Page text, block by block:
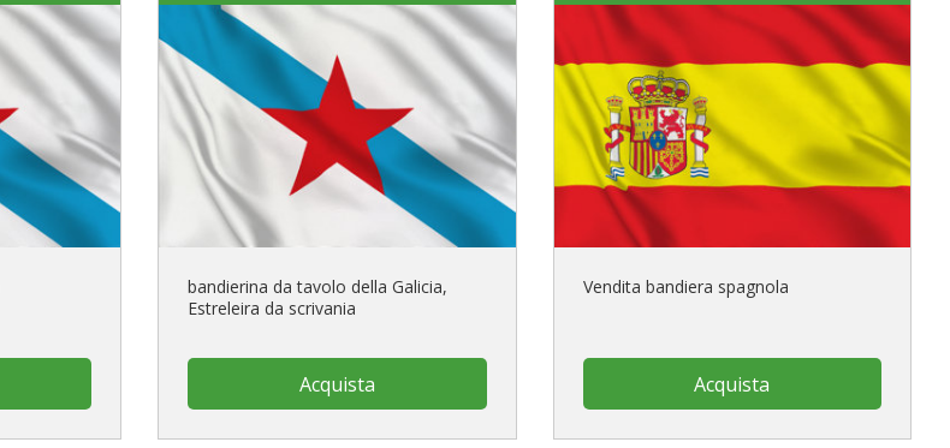
bandierina da tavolo della Galicia,
Estreleira da scrivania
Acquista
Vendita bandiera spagnola
Acquista